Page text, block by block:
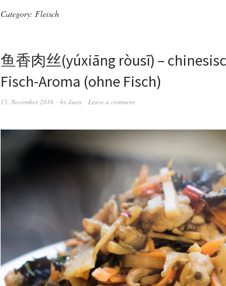
Category: Fleisch
鱼香肉丝(yúxiāng ròusī) –
Fisch-Aroma (ohne Fisch)
15. November 2016 by Juan Leave a comment